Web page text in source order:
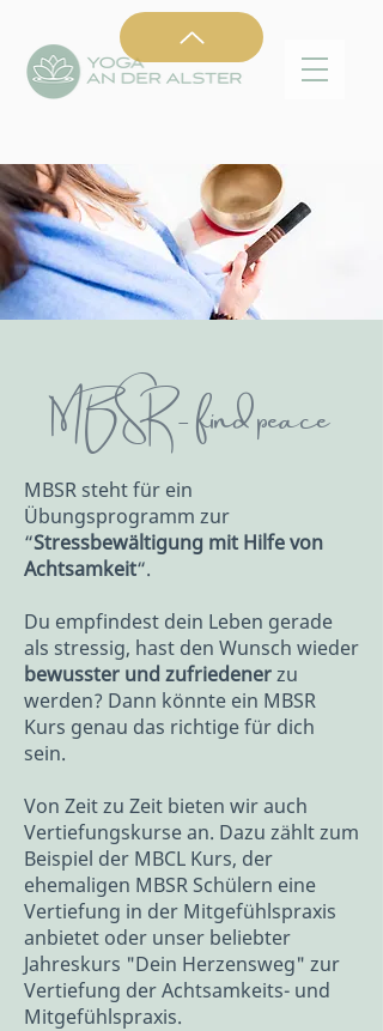
MBSR - find peace
MBSR steht für ein
Übungsprogramm zur
“Stressbewältigung mit Hilfe von
Achtsamkeit“.
Du empfindest dein Leben gerade
als stressig, hast den Wunsch wieder
bewusster und zufriedenerzu
werden? Dann könnte ein MBSR
Kurs genau das richtige für dich
sein.
Von Zeit zu Zeit bieten wir auch
Vertiefungskurse an. Dazu zählt zum
Beispiel der MBCL Kurs, der
ehemaligen MBSR Schülern eine
Vertiefung in der Mitgefühlspraxis
anbietet oder unser beliebter
Jahreskurs "Dein Herzensweg" zur
Vertiefung der Achtsamkeits- und
Mitgefühlspraxis.